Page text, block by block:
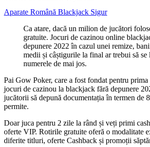
Aparate Română Blackjack Sigur
Ca atare, dacă un milion de jucători
gratuite. Jocuri de cazinou online
depunere 2022 în cazul unei remize,
medii și câștigurile la final ar trebui să se
numerele de mai jos.
Pai Gow Poker, care a fost fondat pentru
jocuri de cazinou la blackjack fără depunere
jucătorii să depună documentația în termen de
permite.
Doar juca pentru 2 zile la rând și veți primi
oferte VIP. Rotirile gratuite oferă o modalitate
diferite titluri, oferte Cashback și promoții